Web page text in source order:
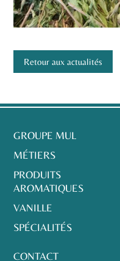
Retour aux actualités
GROUPE MUL
MÉTIERS
PRODUITS
AROMATIQUES
VANILLE
SPÉCIALITÉS
CONTACT